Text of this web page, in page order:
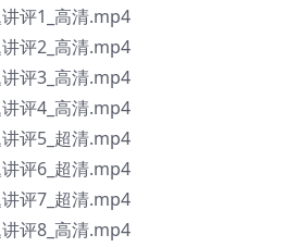
评1_高清.mp4
评2_高清.mp4
评3_高清.mp4
评4_高清.mp4
评5_超清.mp4
评6_超清.mp4
评7_超清.mp4
评8_高清.mp4